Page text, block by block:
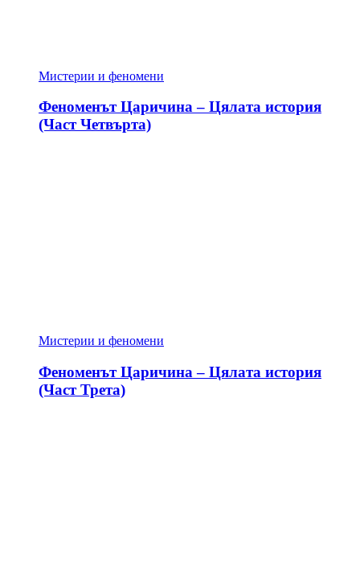
Мистерии и феномени
Феноменът Царичина – Цялата история
(Част Четвърта)
Мистерии и феномени
Феноменът Царичина – Цялата история
(Част Трета)